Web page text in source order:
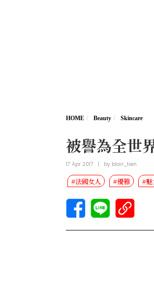
HOME Beauty Skincare
被譽為全世
17 Apr 2017 | by blair_tien
#法國女人 #優雅 #魅